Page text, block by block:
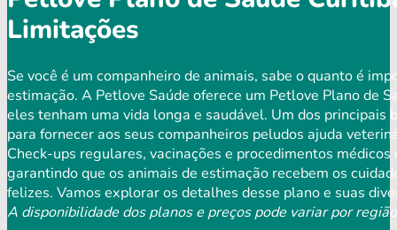
Limitações
Se você é um companheiro de animais, sabe o quanto é
estimação. A Petlove Saúde oferece um Petlove Plano de
eles tenham uma vida longa e saudável. Um dos principais
para fornecer aos seus companheiros peludos ajuda
Check-ups regulares, vacinações e procedimentos
garantindo que os animais de estimação recebem os
felizes. Vamos explorar os detalhes desse plano e suas
A disponibilidade dos planos e preços pode variar por